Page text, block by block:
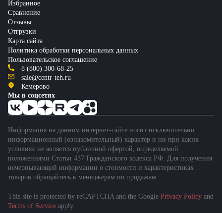
Избранное
Сравнение
Отзывы
Отгрузки
Карта сайта
Политика обработки персональных данных
Пользовательское соглашение
8 (800) 300-68-25
sale@centr-teh.ru
Кемерово
Мы в соцсетях
Информация на данном интернет-сайте носит исключительно
информационный (ознакомительный) характер и ни при каких
условиях не является публичной офертой, определяемой
положениями Статьи 437 Гражданского кодекса РФ. Для получения
исчерпывающей информации о стоимости и характеристиках
товаров обращайтесь к менеджерам по продажам.
This site is protected by reCAPTCHA and the Google Privacy Policy and
Terms of Service apply.
Подобрать спецтехнику
за 1 минуту